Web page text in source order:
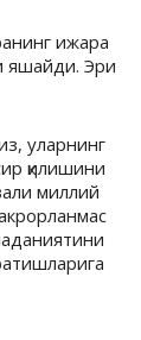
ижара
яшайди. Эри
уларнинг
қилишини
миллий